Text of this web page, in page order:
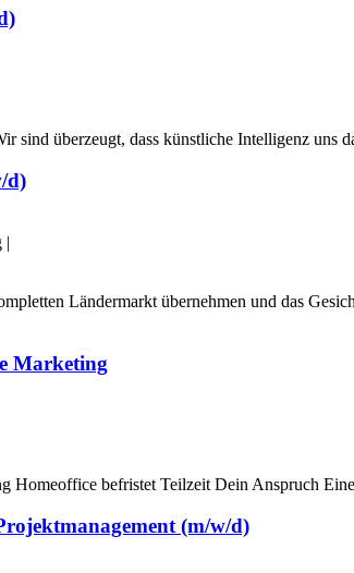
sind überzeugt, dass künstliche Intelligenz
d)
|
Ländermarkt übernehmen und das
Marketing
​Homeoffice ​befristet ​Teilzeit Dein Anspruch
(m/w/d)